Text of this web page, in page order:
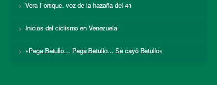
Vera Fortique: voz de la hazaña del 41
Inicios del ciclismo en Venezuela
«Pega Betulio… Pega Betulio… Se cayó Betulio»